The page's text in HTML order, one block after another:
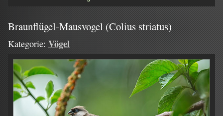
Braunflügel-Mausvogel (Colius striatus)
Kategorie: Vögel